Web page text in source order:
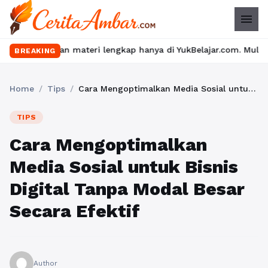
menu
BREAKING
materi lengkap hanya di YukBelajar.com. Mulai langkah
Home / Tips / Cara Mengoptimalkan Media Sosial untuk Bisnis Digital Tanpa Modal Besar Secara Efektif
TIPS
Cara Mengoptimalkan
Media Sosial untuk Bisnis
Digital Tanpa Modal Besar
Secara Efektif
Author